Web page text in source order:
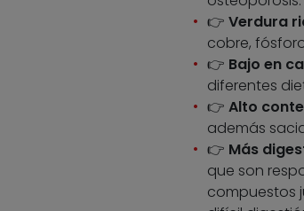
👉 Verdura
cobre,
👉 Bajo en
diferentes
👉 Alto
además
👉 Más
que son
compuestos